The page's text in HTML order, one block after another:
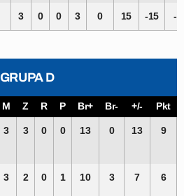
3 0 0 3 0 15 -15 -3
GRUPA D
M Z R P Br+ Br- +/- Pkt
3 3 0 0 13 0 13 9
3 2 0 1 10 3 7 6